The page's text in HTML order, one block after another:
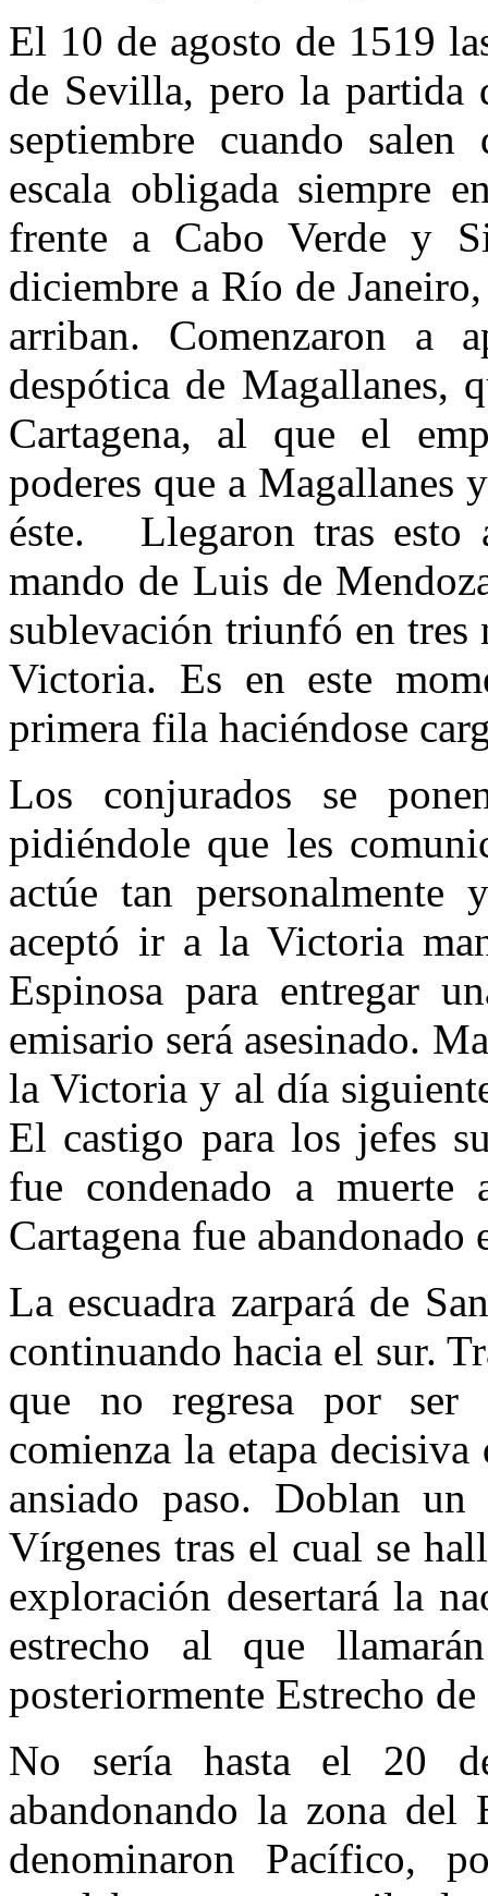
El 10 de agosto de 1519
de Sevilla, pero la partida
septiembre cuando
escala obligada siempre
frente a Cabo Verde y
diciembre a Río de
arriban. Comenzaron a
despótica de Magallanes,
Cartagena, al que el
poderes que a Magallanes
éste. Llegaron tras esto
mando de Luis de
sublevación triunfó en tres
Victoria. Es en este
primera fila haciéndose
Los conjurados se
pidiéndole que les
actúe tan
aceptó ir a la Victoria
Espinosa para entregar
emisario será asesinado.
la Victoria y al día
El castigo para los jefes
fue condenado a
Cartagena fue
La escuadra zarpará de
continuando hacia el sur.
que no regresa por ser
comienza la etapa
ansiado paso. Doblan
Vírgenes tras el cual se
exploración desertará la
estrecho al que
posteriormente Estrecho
No sería hasta el 20
abandonando la zona del
denominaron Pacífico,